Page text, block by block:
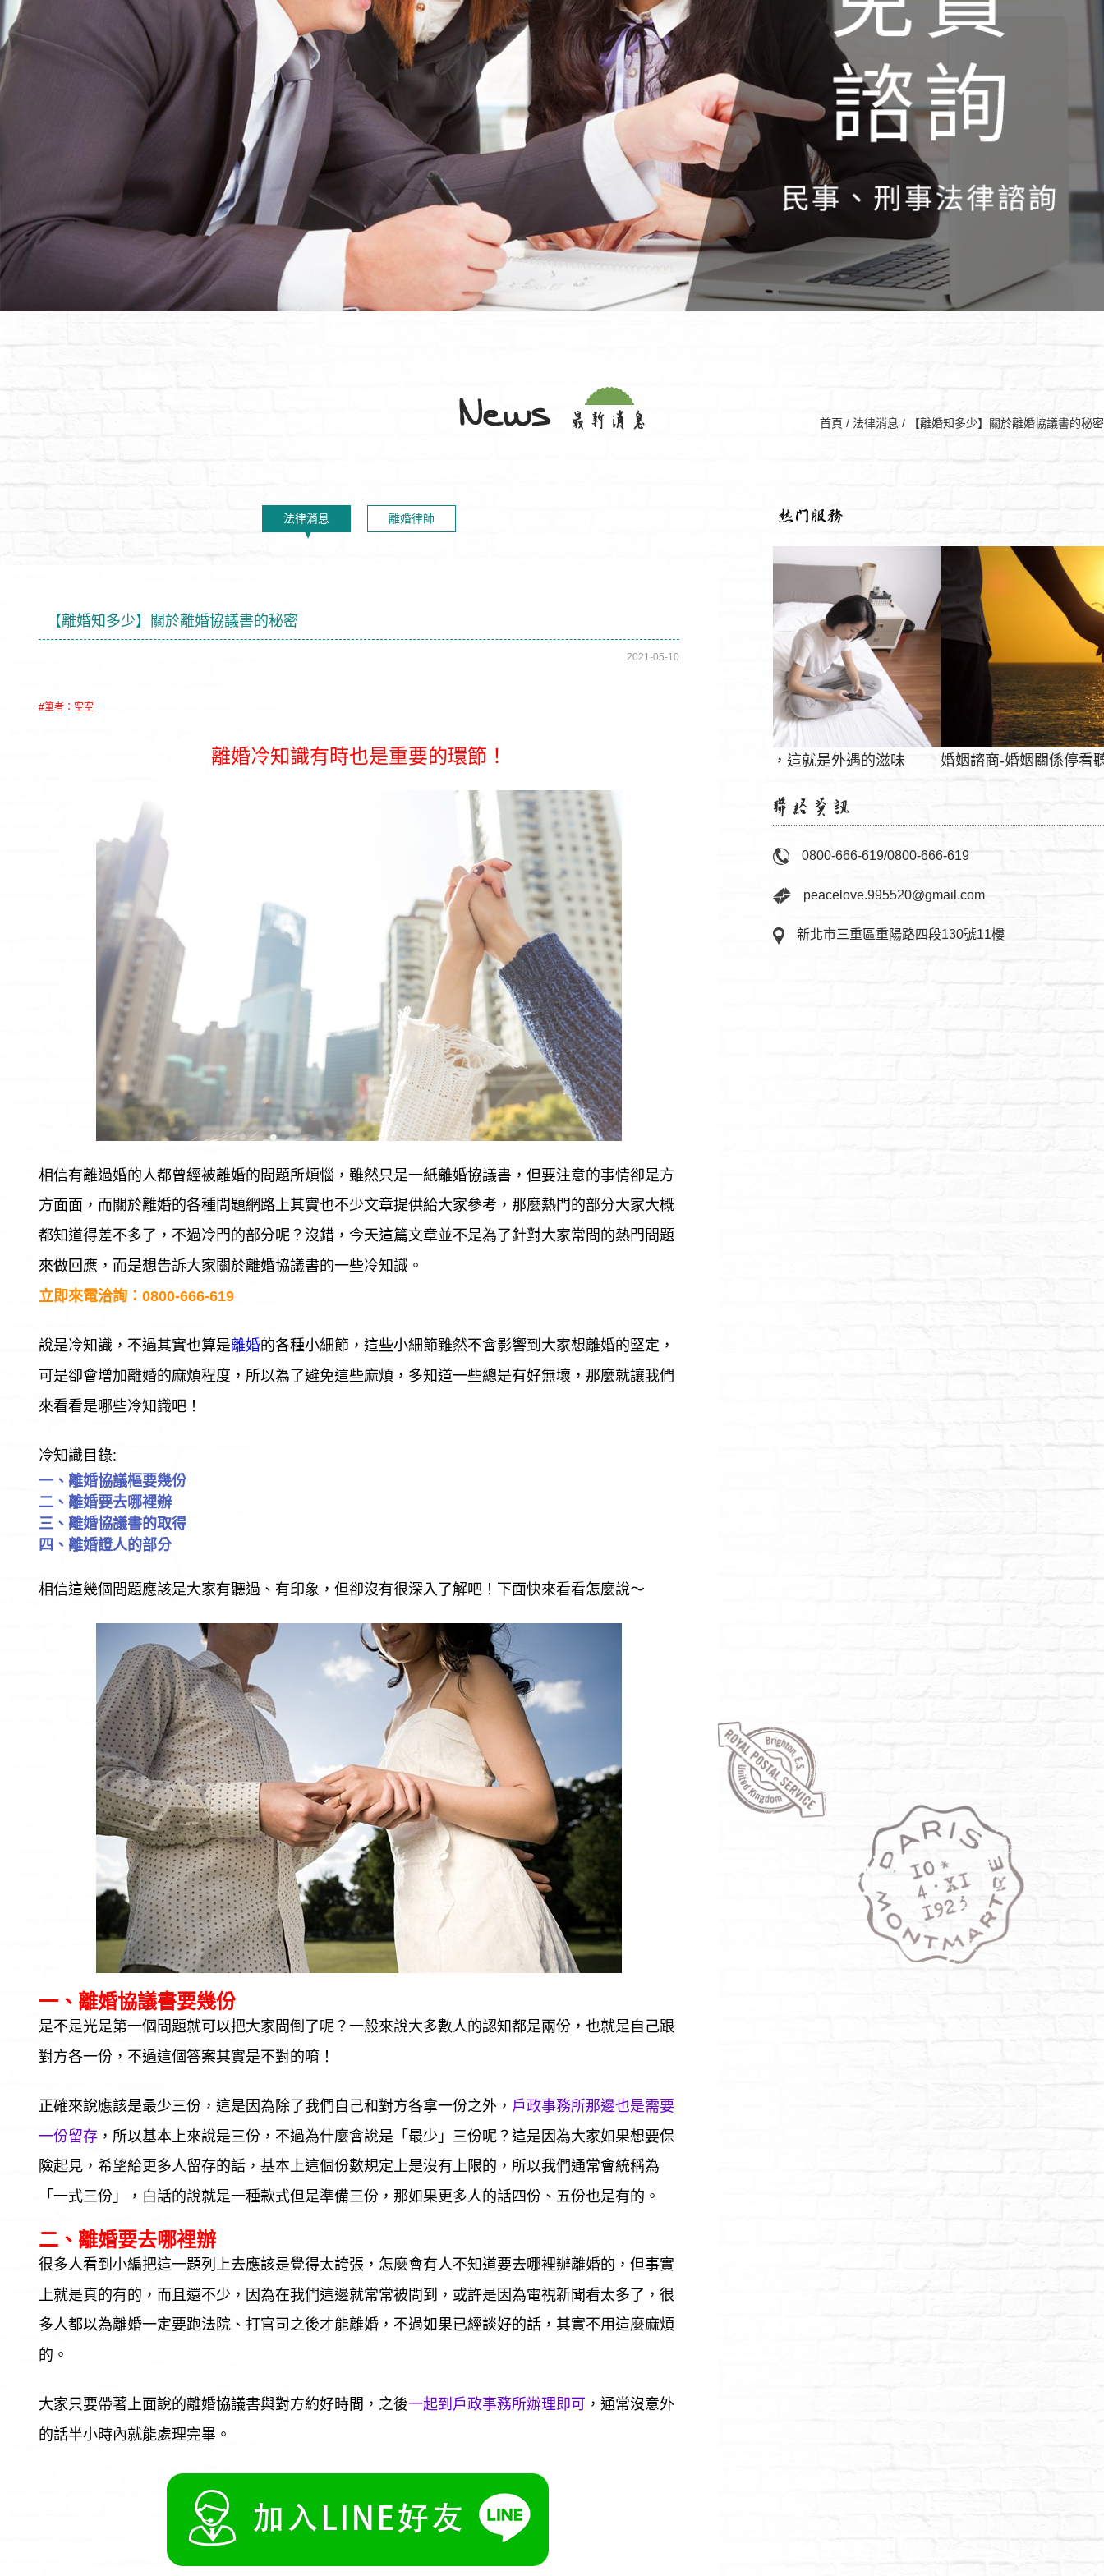
首頁 / 法律消息 / 【離婚知多少】關於離婚協議書的秘密
法律消息 離婚律師
【離婚知多少】關於離婚協議書的秘密
2021-05-10
#筆者：空空
離婚冷知識有時也是重要的環節！
相信有離過婚的人都曾經被離婚的問題所煩惱，雖然只是一紙離婚協議書，但要注意的事情卻是方
方面面，而關於離婚的各種問題網路上其實也不少文章提供給大家參考，那麼熱門的部分大家大概
都知道得差不多了，不過冷門的部分呢？沒錯，今天這篇文章並不是為了針對大家常問的熱門問題
來做回應，而是想告訴大家關於離婚協議書的一些冷知識。
立即來電洽詢： 0800-666-619
說是冷知識，不過其實也算是離婚的各種小細節，這些小細節雖然不會影響到大家想離婚的堅定，
可是卻會增加離婚的麻煩程度，所以為了避免這些麻煩，多知道一些總是有好無壞，那麼就讓我們
來看看是哪些冷知識吧！
冷知識目錄:
一、離婚協議樞要幾份
二、離婚要去哪裡辦
三、離婚協議書的取得
四、離婚證人的部分
相信這幾個問題應該是大家有聽過、有印象，但卻沒有很深入了解吧！下面快來看看怎麼說～
一、離婚協議書要幾份
是不是光是第一個問題就可以把大家問倒了呢？一般來說大多數人的認知都是兩份，也就是自己跟
對方各一份，不過這個答案其實是不對的唷！
正確來說應該是最少三份，這是因為除了我們自己和對方各拿一份之外， 戶政事務所那邊也是需要
一份留存 ，所以基本上來說是三份，不過為什麼會說是「最少」三份呢？這是因為大家如果想要保
險起見，希望給更多人留存的話，基本上這個份數規定上是沒有上限的，所以我們通常會統稱為
「一式三份」，白話的說就是一種款式但是準備三份，那如果更多人的話四份、五份也是有的。
二、離婚要去哪裡辦
很多人看到小編把這一題列上去應該是覺得太誇張，怎麼會有人不知道要去哪裡辦離婚的，但事實
上就是真的有的，而且還不少，因為在我們這邊就常常被問到，或許是因為電視新聞看太多了，很
多人都以為離婚一定要跑法院、打官司之後才能離婚，不過如果已經談好的話，其實不用這麼麻煩
的。
大家只要帶著上面說的離婚協議書與對方約好時間，之後一起到戶政事務所辦理即可 ，通常沒意外
的話半小時內就能處理完畢。
明知道不對，還硬要去做，這就是外遇的滋味 婚姻諮商-婚姻關係停看聽
0800-666-619/0800-666-619
peacelove.995520@gmail.com
新北市三重區重陽路四段130號11樓